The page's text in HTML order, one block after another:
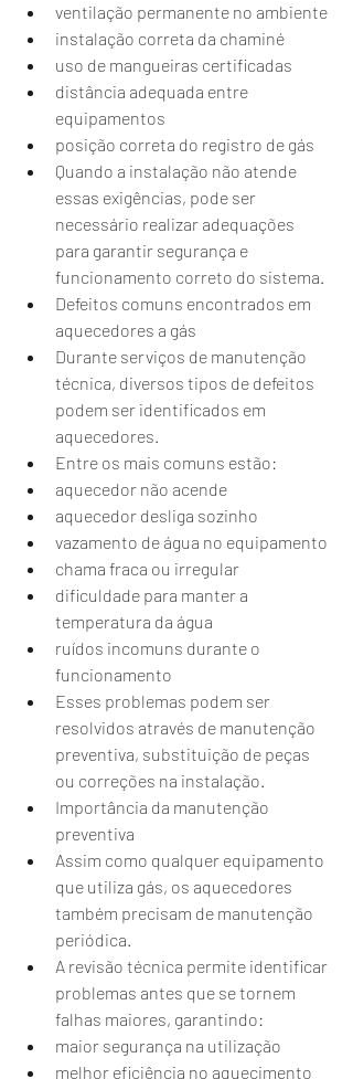
ventilação permanente no ambiente
instalação correta da chaminé
uso de mangueiras certificadas
distância adequada entre
equipamentos
posição correta do registro de gás
Quando a instalação não atende
essas exigências, pode ser
necessário realizar adequações
para garantir segurança e
funcionamento correto do sistema.
Defeitos comuns encontrados em
aquecedores a gás
Durante serviços de manutenção
técnica, diversos tipos de defeitos
podem ser identificados em
aquecedores.
Entre os mais comuns estão:
aquecedor não acende
aquecedor desliga sozinho
vazamento de água no equipamento
chama fraca ou irregular
dificuldade para manter a
temperatura da água
ruídos incomuns durante o
funcionamento
Esses problemas podem ser
resolvidos através de manutenção
preventiva, substituição de peças
ou correções na instalação.
Importância da manutenção
preventiva
Assim como qualquer equipamento
que utiliza gás, os aquecedores
também precisam de manutenção
periódica.
A revisão técnica permite identificar
problemas antes que se tornem
falhas maiores, garantindo:
maior segurança na utilização
melhor eficiência no aquecimento